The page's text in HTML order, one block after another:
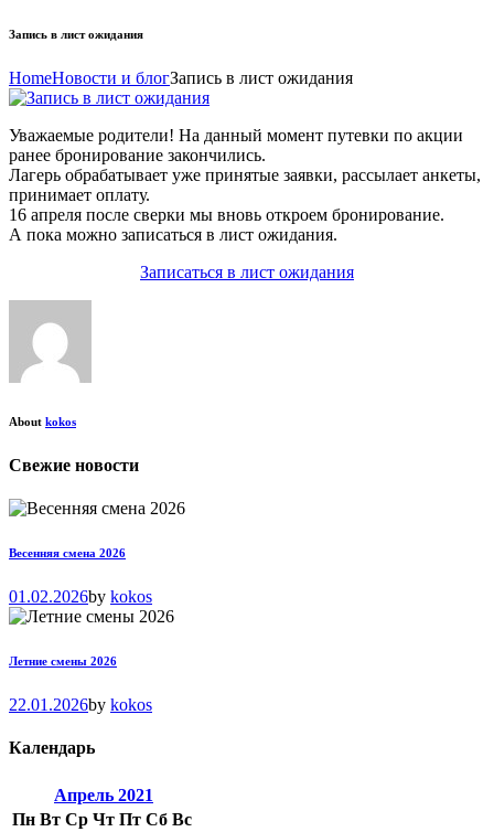
Запись в лист ожидания
HomeНовости и блогЗапись в лист ожидания
Уважаемые родители! На данный момент путевки по акции
ранее бронирование закончились.
Лагерь обрабатывает уже принятые заявки, рассылает анкеты,
принимает оплату.
16 апреля после сверки мы вновь откроем бронирование.
А пока можно записаться в лист ожидания.
Записаться в лист ожидания
About kokos
Свежие новости
Весенняя смена 2026
01.02.2026by kokos
Летние смены 2026
22.01.2026by kokos
Календарь
Апрель 2021
Пн Вт Ср Чт Пт Сб Вс